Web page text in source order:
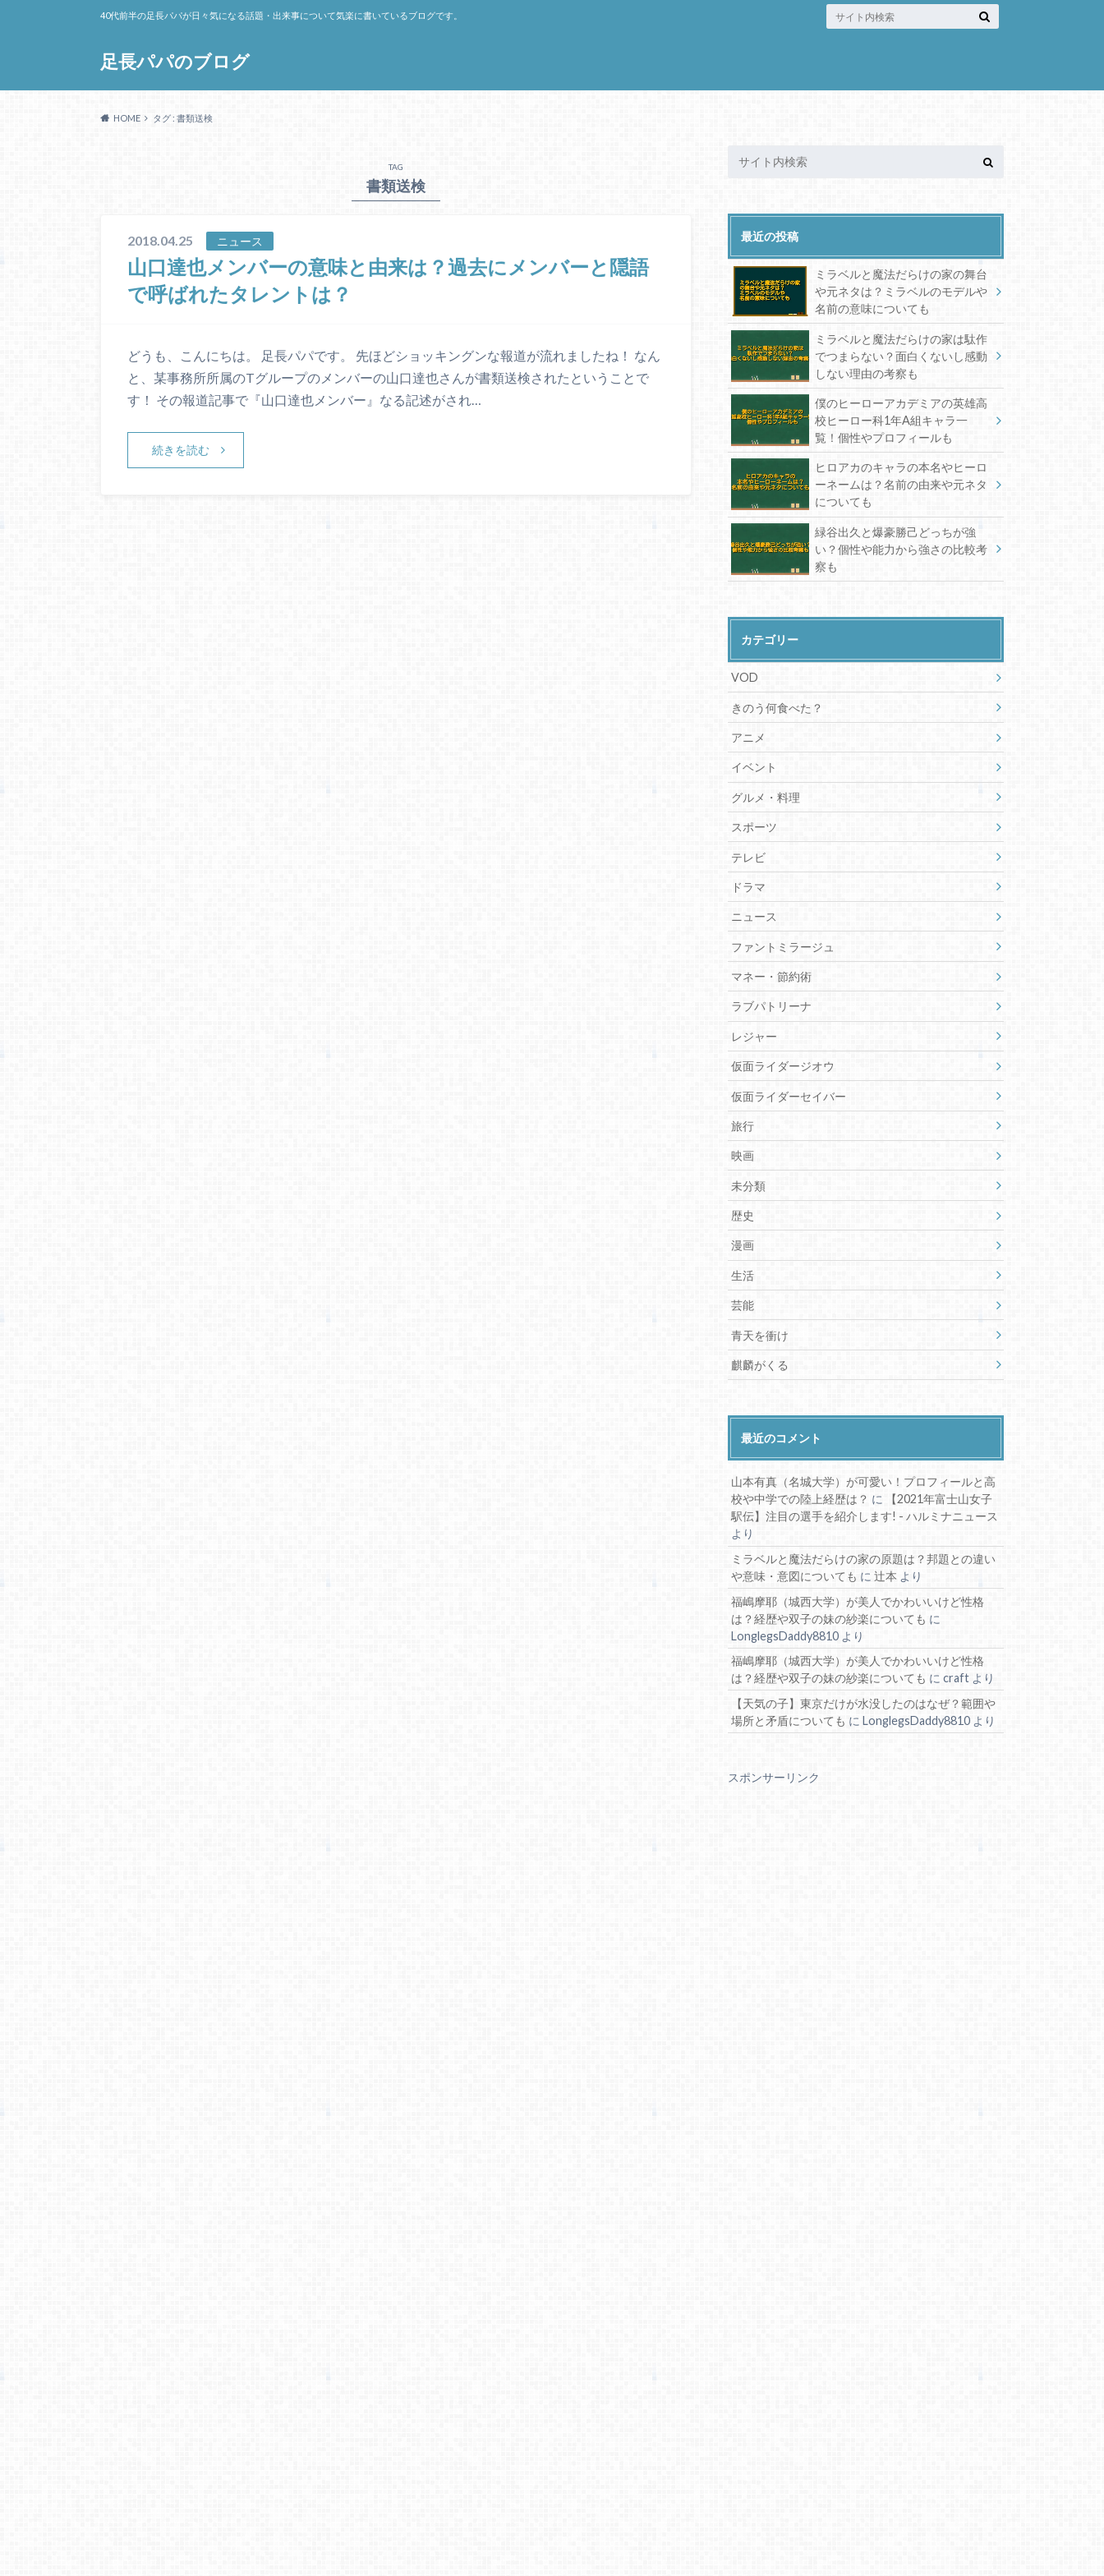
足長パパのブログ
40代前半の足長パパが日々気になる話題・出来事について気楽に書いているブログです。
HOME タグ : 書類送検
TAG
書類送検
2018.04.25 ニュース
山口達也メンバーの意味と由来は？過去にメンバーと隠語
で呼ばれたタレントは？
どうも、こんにちは。 足長パパです。 先ほどショッキングンな報道が流れましたね！ なん
と、某事務所所属のTグループのメンバーの山口達也さんが書類送検されたということで
す！ その報道記事で『山口達也メンバー』なる記述がされ…
続きを読む
最近の投稿
ミラベルと魔法だらけの家の舞台
や元ネタは？ミラベルのモデルや
名前の意味についても
ミラベルと魔法だらけの家は駄作
でつまらない？面白くないし感動
しない理由の考察も
僕のヒーローアカデミアの英雄高
校ヒーロー科1年A組キャラ一
覧！個性やプロフィールも
ヒロアカのキャラの本名やヒーロ
ーネームは？名前の由来や元ネタ
についても
緑谷出久と爆豪勝己どっちが強
い？個性や能力から強さの比較考
察も
カテゴリー
VOD
きのう何食べた？
アニメ
イベント
グルメ・料理
スポーツ
テレビ
ドラマ
ニュース
ファントミラージュ
マネー・節約術
ラブパトリーナ
レジャー
仮面ライダージオウ
仮面ライダーセイバー
旅行
映画
未分類
歴史
漫画
生活
芸能
青天を衝け
麒麟がくる
最近のコメント
山本有真（名城大学）が可愛い！プロフィールと高
校や中学での陸上経歴は？ に
【2021年富士山女子
駅伝】注目の選手を紹介します! - ハルミナニュース
より
ミラベルと魔法だらけの家の原題は？邦題との違い
や意味・意図についても に辻本 より
福嶋摩耶（城西大学）が美人でかわいいけど性格
は？経歴や双子の妹の紗楽についても に
LonglegsDaddy8810 より
福嶋摩耶（城西大学）が美人でかわいいけど性格
は？経歴や双子の妹の紗楽についても にcraft より
【天気の子】東京だけが水没したのはなぜ？範囲や
場所と矛盾についても にLonglegsDaddy8810 より
スポンサーリンク